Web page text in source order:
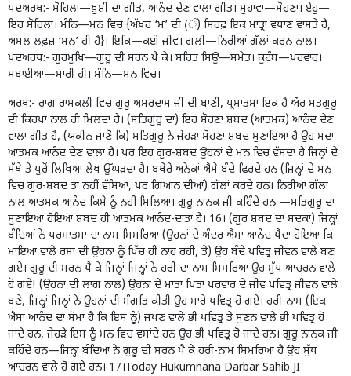
ਪਦਅਰਥ:- ਸੋਹਿਲਾ—ਖ਼ੁਸ਼ੀ ਦਾ ਗੀਤ, ਆਨੰਦ ਦੇਣ ਵਾਲਾ ਗੀਤ। ਸੁਹਾਵਾ—ਸੋਹਣਾ। ਏਹੁ—
ਇਹ ਸੋਹਿਲਾ। ਮੰਨਿ—ਮਨ ਵਿਚ {ਅੱਖਰ ‘ਮ’ ਦੀ (ੰ) ਸਿਰਫ਼ ਇਕ ਮਾਤ੍ਰਾ ਵਧਾਣ ਵਾਸਤੇ ਹੈ,
ਅਸਲ ਲਫ਼ਜ਼ ‘ਮਨ’ ਹੀ ਹੈ}। ਇਕਿ—ਕਈ ਜੀਵ। ਗਲੀ—ਨਿਰੀਆਂ ਗੱਲਾਂ ਕਰਨ ਨਾਲ।
ਪਦਅਰਥ:- ਗੁਰਮੁਖਿ—ਗੁਰੂ ਦੀ ਸਰਨ ਪੈ ਕੇ। ਸਹਿਤ ਸਿਉ—ਸਮੇਤ। ਕੁਟੰਬ—ਪਰਵਾਰ।
ਸਬਾਈਆ—ਸਾਰੀ ਹੀ। ਮੰਨਿ—ਮਨ ਵਿਚ।
ਅਰਥ:- ਰਾਗ ਰਾਮਕਲੀ ਵਿਚ ਗੁਰੂ ਅਮਰਦਾਸ ਜੀ ਦੀ ਬਾਣੀ, ਪ੍ਰਮਾਤਮਾ ਇਕ ਹੈ ਔਰ ਸਤਗੁਰੂ
ਦੀ ਕਿਰਪਾ ਨਾਲ ਹੀ ਮਿਲਦਾ ਹੈ। (ਸਤਿਗੁਰੂ ਦਾ) ਇਹ ਸੋਹਣਾ ਸ਼ਬਦ (ਆਤਮਕ) ਆਨੰਦ ਦੇਣ
ਵਾਲਾ ਗੀਤ ਹੈ, (ਯਕੀਨ ਜਾਣੋ ਕਿ) ਸਤਿਗੁਰੂ ਨੇ ਜੇਹੜਾ ਸੋਹਣਾ ਸ਼ਬਦ ਸੁਣਾਇਆ ਹੈ ਉਹ ਸਦਾ
ਆਤਮਕ ਆਨੰਦ ਦੇਣ ਵਾਲਾ ਹੈ। ਪਰ ਇਹ ਗੁਰ-ਸ਼ਬਦ ਉਹਨਾਂ ਦੇ ਮਨ ਵਿਚ ਵੱਸਦਾ ਹੈ ਜਿਨ੍ਹਾਂ ਦੇ
ਮੱਥੇ ਤੇ ਧੁਰੋਂ ਲਿਖਿਆ ਲੇਖ ਉੱਘੜਦਾ ਹੈ। ਬਥੇਰੇ ਅਨੇਕਾਂ ਐਸੇ ਬੰਦੇ ਫਿਰਦੇ ਹਨ (ਜਿਨ੍ਹਾਂ ਦੇ ਮਨ
ਵਿਚ ਗੁਰ-ਸ਼ਬਦ ਤਾਂ ਨਹੀਂ ਵੱਸਿਆ, ਪਰ ਗਿਆਨ ਦੀਆਂ) ਗੱਲਾਂ ਕਰਦੇ ਹਨ। ਨਿਰੀਆਂ ਗੱਲਾਂ
ਨਾਲ ਆਤਮਕ ਆਨੰਦ ਕਿਸੇ ਨੂੰ ਨਹੀਂ ਮਿਲਿਆ। ਗੁਰੂ ਨਾਨਕ ਜੀ ਕਹਿੰਦੇ ਹਨ —ਸਤਿਗੁਰੂ ਦਾ
ਸੁਣਾਇਆ ਹੋਇਆ ਸ਼ਬਦ ਹੀ ਆਤਮਕ ਆਨੰਦ-ਦਾਤਾ ਹੈ। 16। (ਗੁਰ ਸ਼ਬਦ ਦਾ ਸਦਕਾ) ਜਿਨ੍ਹਾਂ
ਬੰਦਿਆਂ ਨੇ ਪਰਮਾਤਮਾ ਦਾ ਨਾਮ ਸਿਮਰਿਆ (ਉਹਨਾਂ ਦੇ ਅੰਦਰ ਐਸਾ ਆਨੰਦ ਪੈਦਾ ਹੋਇਆ ਕਿ
ਮਾਇਆ ਵਾਲੇ ਰਸਾਂ ਦੀ ਉਹਨਾਂ ਨੂੰ ਖਿੱਚ ਹੀ ਨਾਹ ਰਹੀ, ਤੇ) ਉਹ ਬੰਦੇ ਪਵਿਤ੍ਰ ਜੀਵਨ ਵਾਲੇ ਬਣ
ਗਏ। ਗੁਰੂ ਦੀ ਸਰਨ ਪੈ ਕੇ ਜਿਨ੍ਹਾਂ ਜਿਨ੍ਹਾਂ ਨੇ ਹਰੀ ਦਾ ਨਾਮ ਸਿਮਰਿਆ ਉਹ ਸੁੱਧ ਆਚਰਨ ਵਾਲੇ
ਹੋ ਗਏ! (ਉਹਨਾਂ ਦੀ ਲਾਗ ਨਾਲ) ਉਹਨਾਂ ਦੇ ਮਾਤਾ ਪਿਤਾ ਪਰਵਾਰ ਦੇ ਜੀਵ ਪਵਿਤ੍ਰ ਜੀਵਨ ਵਾਲੇ
ਬਣੇ, ਜਿਨ੍ਹਾਂ ਜਿਨ੍ਹਾਂ ਨੇ ਉਹਨਾਂ ਦੀ ਸੰਗਤਿ ਕੀਤੀ ਉਹ ਸਾਰੇ ਪਵਿਤ੍ਰ ਹੋ ਗਏ। ਹਰੀ-ਨਾਮ (ਇਕ
ਐਸਾ ਆਨੰਦ ਦਾ ਸੋਮਾ ਹੈ ਕਿ ਇਸ ਨੂੰ) ਜਪਣ ਵਾਲੇ ਭੀ ਪਵਿਤ੍ਰ ਤੇ ਸੁਣਨ ਵਾਲੇ ਭੀ ਪਵਿਤ੍ਰ ਹੋ
ਜਾਂਦੇ ਹਨ, ਜੇਹੜੇ ਇਸ ਨੂੰ ਮਨ ਵਿਚ ਵਸਾਂਦੇ ਹਨ ਉਹ ਭੀ ਪਵਿਤ੍ਰ ਹੋ ਜਾਂਦੇ ਹਨ। ਗੁਰੂ ਨਾਨਕ ਜੀ
ਕਹਿੰਦੇ ਹਨ—ਜਿਨ੍ਹਾਂ ਬੰਦਿਆਂ ਨੇ ਗੁਰੂ ਦੀ ਸਰਨ ਪੈ ਕੇ ਹਰੀ-ਨਾਮ ਸਿਮਰਿਆ ਹੈ ਉਹ ਸੁੱਧ
ਆਚਰਨ ਵਾਲੇ ਹੋ ਗਏ ਹਨ। 17।Today Hukumnana Darbar Sahib JI